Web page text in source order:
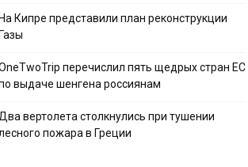
Кипре представили план реконструкции
перечислил пять щедрых стран ЕС
выдаче шенгена россиянам
вертолета столкнулись при тушении
пожара в Греции